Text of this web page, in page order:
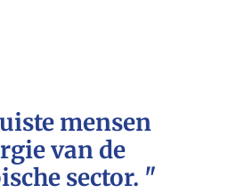
mensen
van de
sector. "